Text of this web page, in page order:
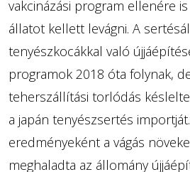
vakcinázási program ellenére
állatot kellett levágni. A
tenyészkocákkal való
programok 2018 óta folynak,
teherszállítási torlódás
a japán tenyészsertés
eredményeként a vágás
meghaladta az állomány